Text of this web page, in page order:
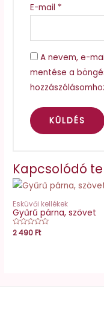
E-mail *
A nevem, e-
mentése a
Kapcsolódó
Esküvői kellékek
Gyűrű párna, szövet
Értékelés:
2 490Ft